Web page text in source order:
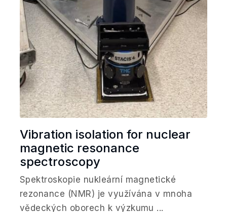
Vibration isolation for nuclear
magnetic resonance
spectroscopy
Spektroskopie nukleární magnetické
rezonance (NMR) je využívána v mnoha
vědeckých oborech k výzkumu ...